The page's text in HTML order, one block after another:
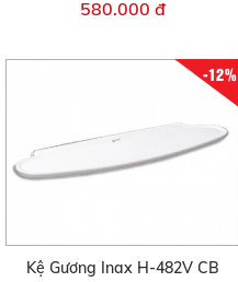
580.000 đ
-12%
Kệ Gương Inax H-482V CB